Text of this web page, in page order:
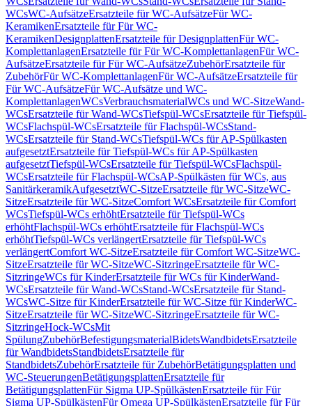
WCsWC-AufsätzeErsatzteile für WC-AufsätzeFür WC-
KeramikenErsatzteile für Für WC-
KeramikenDesignplattenErsatzteile für DesignplattenFür WC-
KomplettanlagenErsatzteile für Für WC-KomplettanlagenFür WC-
AufsätzeErsatzteile für Für WC-AufsätzeZubehörErsatzteile für
ZubehörFür WC-KomplettanlagenFür WC-AufsätzeErsatzteile für
Für WC-AufsätzeFür WC-Aufsätze und WC-
KomplettanlagenWCsVerbrauchsmaterialWCs und WC-SitzeWand-
WCsErsatzteile für Wand-WCsTiefspül-WCsErsatzteile für Tiefspül-
WCsFlachspül-WCsErsatzteile für Flachspül-WCsStand-
WCsErsatzteile für Stand-WCsTiefspül-WCs für AP-Spülkasten
aufgesetztErsatzteile für Tiefspül-WCs für AP-Spülkasten
aufgesetztTiefspül-WCsErsatzteile für Tiefspül-WCsFlachspül-
WCsErsatzteile für Flachspül-WCsAP-Spülkästen für WCs, aus
SanitärkeramikAufgesetztWC-SitzeErsatzteile für WC-SitzeWC-
SitzeErsatzteile für WC-SitzeComfort WCsErsatzteile für Comfort
WCsTiefspül-WCs erhöhtErsatzteile für Tiefspül-WCs
erhöhtFlachspül-WCs erhöhtErsatzteile für Flachspül-WCs
erhöhtTiefspül-WCs verlängertErsatzteile für Tiefspül-WCs
verlängertComfort WC-SitzeErsatzteile für Comfort WC-SitzeWC-
SitzeErsatzteile für WC-SitzeWC-SitzringeErsatzteile für WC-
SitzringeWCs für KinderErsatzteile für WCs für KinderWand-
WCsErsatzteile für Wand-WCsStand-WCsErsatzteile für Stand-
WCsWC-Sitze für KinderErsatzteile für WC-Sitze für KinderWC-
SitzeErsatzteile für WC-SitzeWC-SitzringeErsatzteile für WC-
SitzringeHock-WCsMit
SpülungZubehörBefestigungsmaterialBidetsWandbidetsErsatzteile
für WandbidetsStandbidetsErsatzteile für
StandbidetsZubehörErsatzteile für ZubehörBetätigungsplatten und
WC-SteuerungenBetätigungsplattenErsatzteile für
BetätigungsplattenFür Sigma UP-SpülkästenErsatzteile für Für
Sigma UP-SpülkästenFür Omega UP-SpülkästenErsatzteile für Für